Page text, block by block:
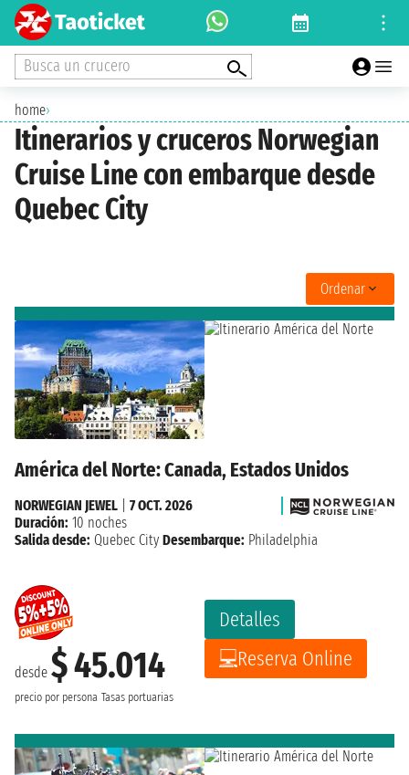
Busca un crucero
home›
Itinerarios y cruceros Norwegian
Cruise Line con embarque desde
Quebec City
Ordenar
América del Norte: Canada, Estados Unidos
desde $ 45.014
precio por persona Tasas portuarias
Detalles
Reserva Online
NORWEGIAN JEWEL
7 OCT. 2026
Duración: 10 noches
Salida desde: Quebec City Desembarque: Philadelphia